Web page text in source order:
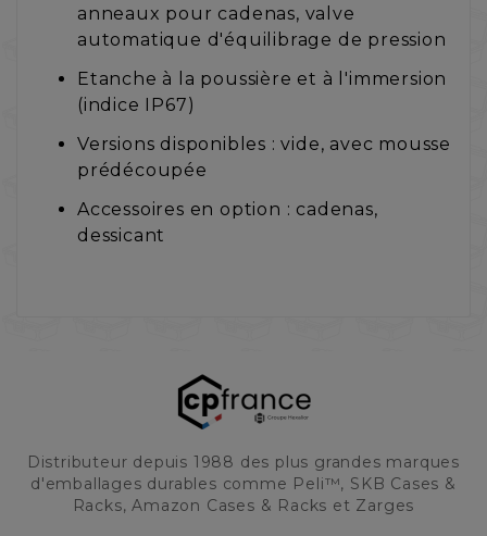
anneaux pour cadenas, valve
automatique d'équilibrage de pression
Etanche à la poussière et à l'immersion
(indice IP67)
Versions disponibles : vide, avec mousse
prédécoupée
Accessoires en option : cadenas,
dessicant
Distributeur depuis 1988 des plus grandes marques
d'emballages durables comme Peli™, SKB Cases &
Racks, Amazon Cases & Racks et Zarges